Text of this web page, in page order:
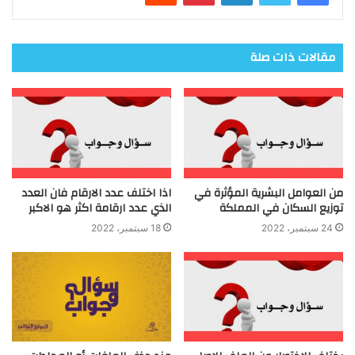
مقالات ذات صلة
من العوامل البشرية المؤثرة في
توزيع السكان في المملكة
24 سبتمبر، 2022
اذا اختلف عدد الارقام فان العدد
الذي عدد ارقامة اكثر هو الاكبر
18 سبتمبر، 2022